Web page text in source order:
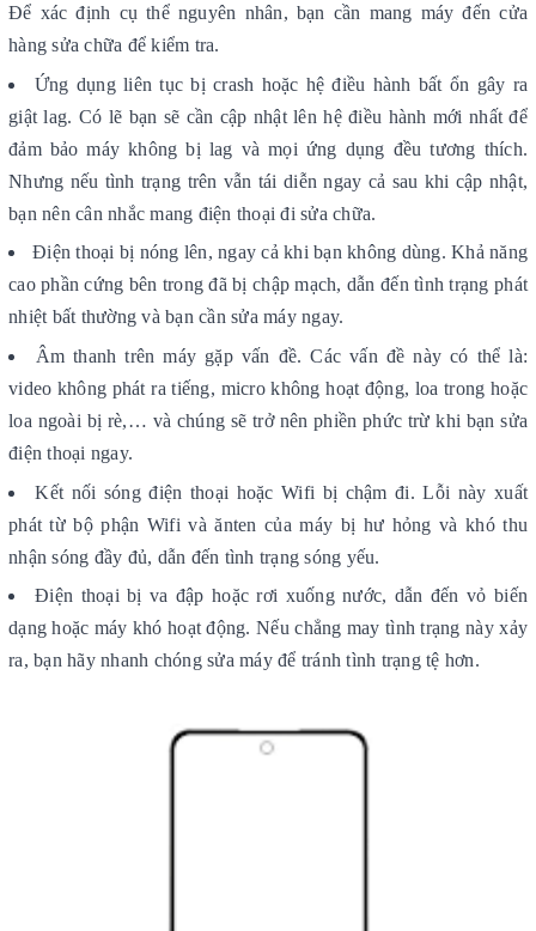
Để xác định cụ thể nguyên nhân, bạn cần mang máy đến cửa
hàng sửa chữa để kiểm tra.
Ứng dụng liên tục bị crash hoặc hệ điều hành bất ổn gây ra
giật lag. Có lẽ bạn sẽ cần cập nhật lên hệ điều hành mới nhất để
đảm bảo máy không bị lag và mọi ứng dụng đều tương thích.
Nhưng nếu tình trạng trên vẫn tái diễn ngay cả sau khi cập nhật,
bạn nên cân nhắc mang điện thoại đi sửa chữa.
Điện thoại bị nóng lên, ngay cả khi bạn không dùng. Khả năng
cao phần cứng bên trong đã bị chập mạch, dẫn đến tình trạng phát
nhiệt bất thường và bạn cần sửa máy ngay.
Âm thanh trên máy gặp vấn đề. Các vấn đề này có thể là:
video không phát ra tiếng, micro không hoạt động, loa trong hoặc
loa ngoài bị rè,… và chúng sẽ trở nên phiền phức trừ khi bạn sửa
điện thoại ngay.
Kết nối sóng điện thoại hoặc Wifi bị chậm đi. Lỗi này xuất
phát từ bộ phận Wifi và ănten của máy bị hư hỏng và khó thu
nhận sóng đầy đủ, dẫn đến tình trạng sóng yếu.
Điện thoại bị va đập hoặc rơi xuống nước, dẫn đến vỏ biến
dạng hoặc máy khó hoạt động. Nếu chẳng may tình trạng này xảy
ra, bạn hãy nhanh chóng sửa máy để tránh tình trạng tệ hơn.